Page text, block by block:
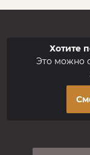
Хотите
Это можно